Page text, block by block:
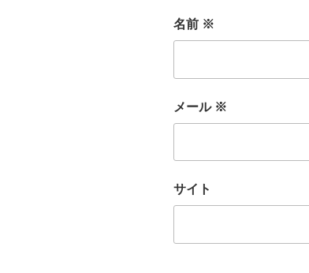
名前 ※
メール ※
サイト